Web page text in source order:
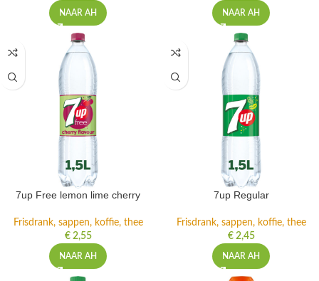
NAAR AH NAAR AH
7up Free lemon lime cherry
Frisdrank, sappen, koffie, thee
€2,55
NAAR AH
7up Regular
Frisdrank, sappen, koffie, thee
€2,45
NAAR AH